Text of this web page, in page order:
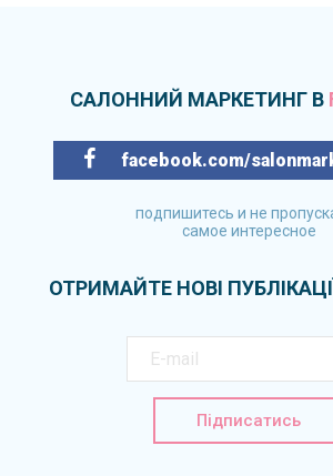
САЛОННИЙ МАРКЕТИНГ В
facebook.com/
подпишитесь и не
самое интересное
ОТРИМАЙТЕ НОВІ
Підписатись